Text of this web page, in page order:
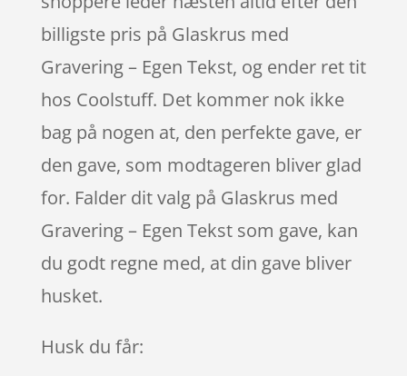
billigste pris på Glaskrus med
Gravering – Egen Tekst, og ender ret tit
hos Coolstuff. Det kommer nok ikke
bag på nogen at, den perfekte gave, er
den gave, som modtageren bliver glad
for. Falder dit valg på Glaskrus med
Gravering – Egen Tekst som gave, kan
du godt regne med, at din gave bliver
husket.
Husk du får: